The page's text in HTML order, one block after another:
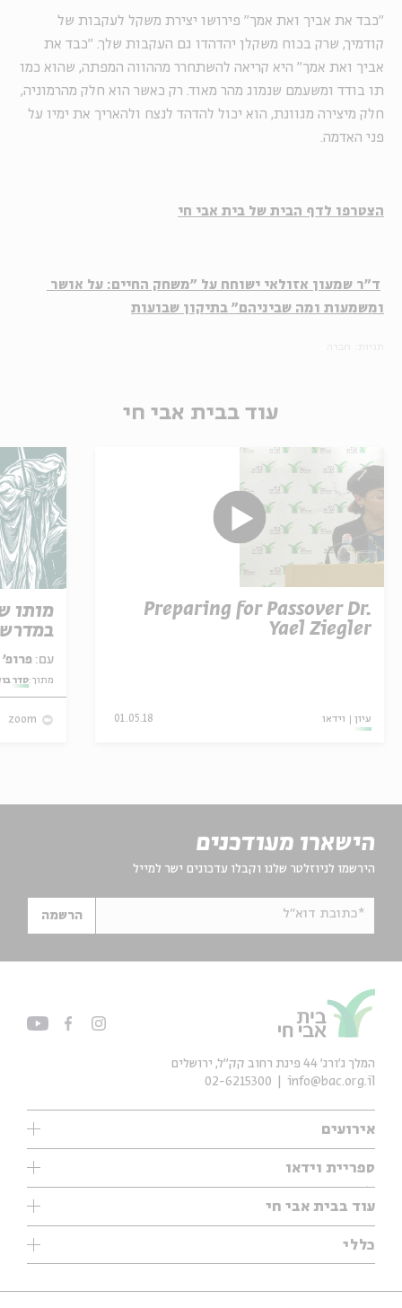
"כבד את אביך ואת אמך" פירושו יצירת משקל לעקבות של
קודמיך, שרק בכוח משקלן יהדהדו גם העקבות שלך. "כבד את
אביך ואת אמך" היא קריאה להשתחרר מההווה המפתה, שהוא כמו
תו בודד ומשעמם שנמוג מהר מאוד. רק כאשר הוא חלק מהרמוניה,
חלק מיצירה מגוונת, הוא יכול להדהד לנצח ולהאריך את ימיו על
פני האדמה.
הצטרפו לדף הבית של בית אבי חי
ד"ר שמעון אזולאי
ומשמעות ומה שביניהם" בתיקון שבועות
עוד בבית אבי חי
Preparing for Passover Dr.
Yael Ziegler
עיון וידאו 01.05.18
מותו
עם: פרופ' אביגדור שנאן
מתוך:סדר
zoom
הישארו מעודכנים
הירשמו לניוזלטר שלנו וקבלו עדכונים ישר למייל
*כתובת דוא"ל הרשמה
אירועים
עיון
אנגלית
נוער
סדרות
ספריית וידאו
ילדים
מוזיקה
עיון
מיוחדים
עוד בבית אבי חי
תערוכות
מיוחדים
כללי
אודות
המלך ג'ורג' 44 פינת רחוב קק״ל, ירושלים
info@bac.org.il
02-6215300